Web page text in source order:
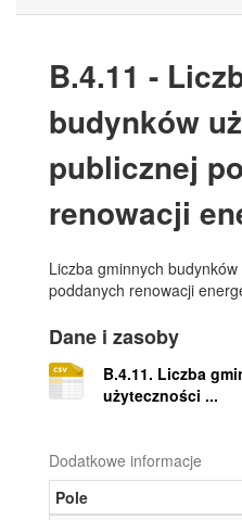
B.4.11 -
budynków
publicznej
renowacji
Liczba gminnych
poddanych renowacji
Dane i zasoby
B.4.11. Liczba
użyteczności ...
Dodatkowe informacje
Pole